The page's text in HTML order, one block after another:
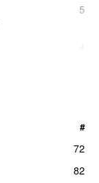
5
3
#
72
82